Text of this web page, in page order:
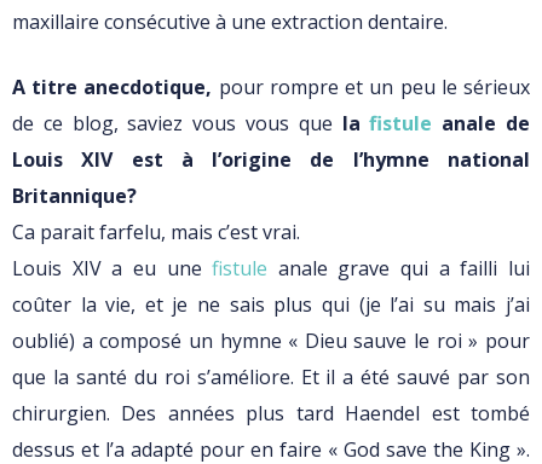
maxillaire consécutive à une extraction dentaire.
A titre anecdotique, pour rompre et un peu le sérieux
de ce blog, saviez vous vous que lafistule anale de
Louis XIV est à l’origine de l’hymne national
Britannique?
Ca parait farfelu, mais c’est vrai.
Louis XIV a eu unefistule anale grave qui a failli lui
coûter la vie, et je ne sais plus qui (je l’ai su mais j’ai
oublié) a composé un hymne « Dieu sauve le roi » pour
que la santé du roi s’améliore. Et il a été sauvé par son
chirurgien. Des années plus tard Haendel est tombé
dessus et l’a adapté pour en faire « God save the King ».